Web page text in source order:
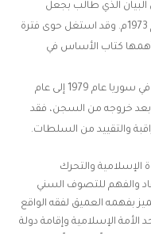
الذي طالب بجعل
سوريا ودستورها إسلامي والذي صدر عام 1973م. وقد استغل حوى فترة
أهمها كتاب الأساس في
تولى حوى مسؤولية قيادة جماعة الإخوان في سوريا عام 1979 إلى عام
بعد خروجه من السجن، فقد
والتقييد من السلطات.
الإسلامية والتحرك
والفهم للتصوف السني
بفهمه العميق لفقه الواقع
الأمة الإسلامية وإقامة دولة